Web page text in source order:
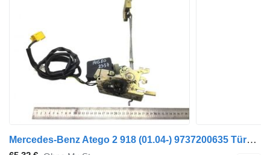
Mercedes-Benz Atego 2 918 (01.04-) 9737200635 Türverriegelung für Mercedes-Benz Atego, Atego 2, Atego 3 (1996-) Sattelzugmaschine